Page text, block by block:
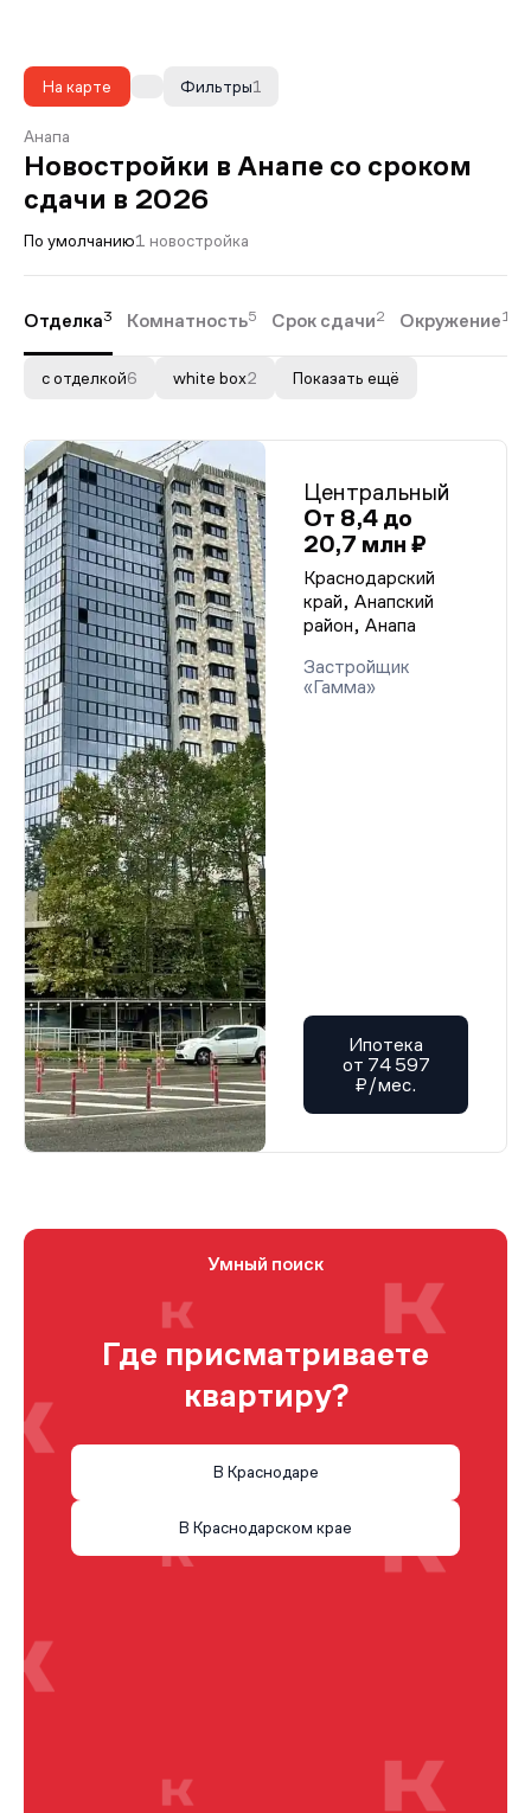
На карте 1
Фильтры
Анапа
Новостройки в Анапе со сроком
сдачи в 2026
По умолчанию1 новостройка
Отделка3 Комнатность5 Срок сдачи2 Окружение1
с отделкой6 white box2 Показать ещё
Центральный
От 8,4 до
20,7 млн ₽
Краснодарский
край, Анапский
район, Анапа
Застройщик
«Гамма»
Ипотека
от 74 597
₽/мес.
Умный поиск
Где присматриваете
квартиру?
В Краснодаре
В Краснодарском крае